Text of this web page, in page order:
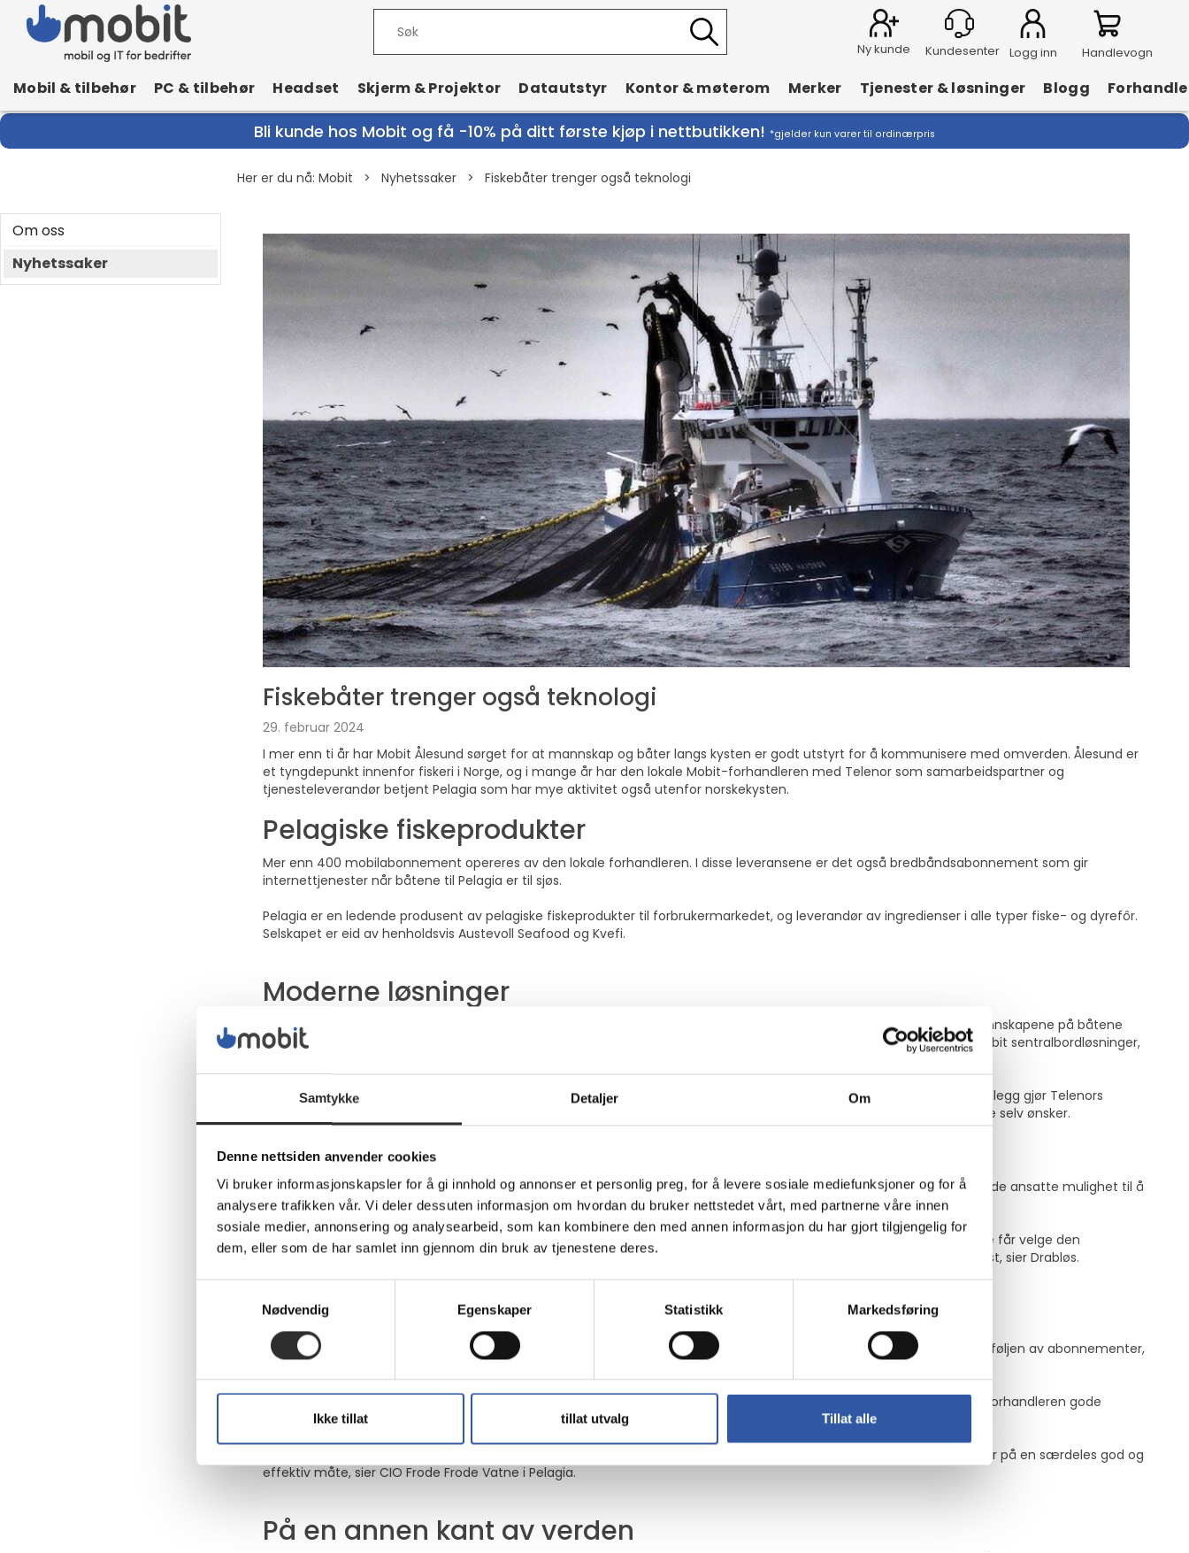
Samtykke Detaljer Om
Denne nettsiden anvender cookies
Vi bruker informasjonskapsler for å gi innhold og annonser et personlig preg, for å levere sosiale mediefunksjoner og for å
analysere trafikken vår. Vi deler dessuten informasjon om hvordan du bruker nettstedet vårt, med partnerne våre innen
sosiale medier, annonsering og analysearbeid, som kan kombinere den med annen informasjon du har gjort tilgjengelig for
dem, eller som de har samlet inn gjennom din bruk av tjenestene deres.
Nødvendig
Egenskaper Statistikk Markedsføring
Ikke tillat tillat utvalg Tillat alle
Ny kunde Logg inn Handlevogn
Mobil & tilbehør PC & tilbehør Headset Skjerm & Projektor Datautstyr Kontor & møterom Merker Tjenester & løsninger Blogg
Bli kunde hos Mobit og få -10% på ditt første kjøp i nettbutikken! *gjelder kun varer til ordinærpris
Her er du nå: Mobit > Nyhetssaker > Fiskebåter trenger også teknologi
Om oss
Nyhetssaker
Fiskebåter trenger også teknologi
29. februar 2024
I mer enn ti år har Mobit Ålesund sørget for at mannskap og båter langs kysten er godt utstyrt for å kommunisere med omverden. Ålesund er
et tyngdepunkt innenfor fiskeri i Norge, og i mange år har den lokale Mobit-forhandleren med Telenor som samarbeidspartner og
tjenesteleverandør betjent Pelagia som har mye aktivitet også utenfor norskekysten.
Pelagiske fiskeprodukter
Mer enn 400 mobilabonnement opereres av den lokale forhandleren. I disse leveransene er det også bredbåndsabonnement som gir
internettjenester når båtene til Pelagia er til sjøs.
Pelagia er en ledende produsent av pelagiske fiskeprodukter til forbrukermarkedet, og leverandør av ingredienser i alle typer fiske- og dyrefôr.
Selskapet er eid av henholdsvis Austevoll Seafood og Kvefi.
Moderne løsninger
Bjørn Espen Drabløs, daglig leder i Mobit Ålesund, peker på at det er viktig at skipene har gode bredbåndsløsninger. Mannskapene på båtene
forventer samme muligheter på nettdekning som de har hjemme på land. I tillegg til bredbånd på skipene, leverer Mobit sentralbordløsninger,
Pelagia sine avdelinger i Norge har koordinert innkjøp av telefoner til Mobit Ålesund ved bruk av Mobit sin nettbutikk. I tillegg gjør Telenors
at Pelagia har kontroll og oversikt over mobilparken, og muliggjør at ansatte kan kjøpe den modellen de selv ønsker.
Mobilpolicy
For medarbeidere som ønsker seg en toppmodell og dermed mobiltelefoner utover det som arbeidsgiver dekker, får de ansatte mulighet til å
selv betale mellomlegget direkte til Mobit Ålesund.
– Dette gjør at ansatte får større frihet, og Pelagia har forutsigbare kostnader. En god mobilpolicy i tillegg til at ansatte får velge den
mobiltelefonen de selv ønsker gjør at levetiden på telefoner er lengre enn gjennomsnittet som igjen gir en miljøgevinst, sier Drabløs.
Konsulentbistand
Han forteller videre at Mobit Ålesund yter konsulentbistand omkring abonnementer og tjenester, som å rydde i porteføljen av abonnementer,
Det gis dessuten opplæring og bistand på sentralbordtjenester og administrasjonsverktøy. Hos Pelagia får den lokale forhandleren gode
skussmål.
– Mobit Ålesund er en leverandør som er serviceorientert og setter alt inn på å hjelpe oss med å løse våre utfordringer på en særdeles god og
effektiv måte, sier CIO Frode Frode Vatne i Pelagia.
På en annen kant av verden